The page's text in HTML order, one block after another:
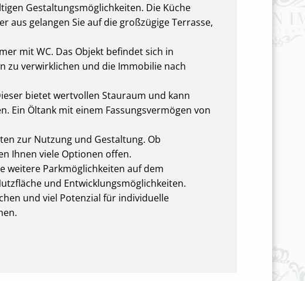
Gestaltungsmöglichkeiten. Die Küche
aus gelangen Sie auf die großzügige Terrasse,
mit WC. Das Objekt befindet sich in
zu verwirklichen und die Immobilie nach
bietet wertvollen Stauraum und kann
Ein Öltank mit einem Fassungsvermögen von
zur Nutzung und Gestaltung. Ob
Ihnen viele Optionen offen.
weitere Parkmöglichkeiten auf dem
und Entwicklungsmöglichkeiten.
und viel Potenzial für individuelle